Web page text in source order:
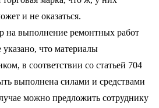
и не оказаться.
на выполнение ремонтных работ
что материалы
в соответствии со статьей 704
выполнена силами и средствами
можно предложить сотруднику